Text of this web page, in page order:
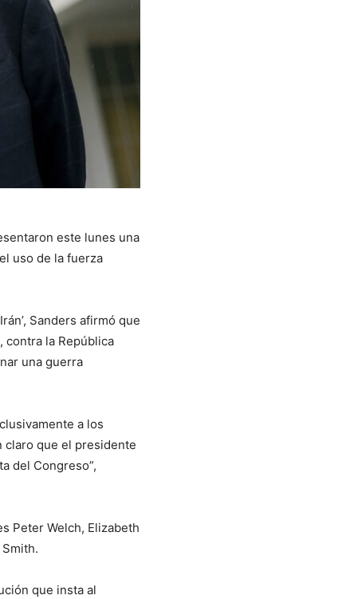
este lunes una
el uso de la fuerza
Sanders afirmó que
contra la República
una guerra
a los
claro que el presidente
del Congreso”,
Peter Welch, Elizabeth
que insta al